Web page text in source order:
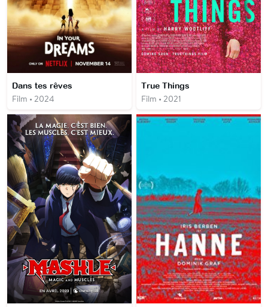
Dans tes rêves
Film • 2024
True Things
Film • 2021